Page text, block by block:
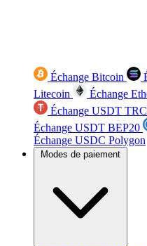
Échange Bitcoin
Litecoin
Échange
Échange USDT
Échange USDT BEP20
Échange USDC Polygon
Modes de paiement